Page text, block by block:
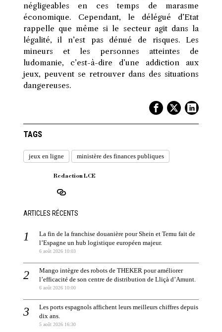
négligeables en ces temps de marasme
économique. Cependant, le délégué d’Etat
rappelle que même si le secteur agit dans la
légalité, il n’est pas dénué de risques. Les
mineurs et les personnes atteintes de
ludomanie, c’est-à-dire d’une addiction aux
jeux, peuvent se retrouver dans des situations
dangereuses.
TAGS
jeux en ligne ministère des finances publiques
Redaction LCE
ARTICLES RÉCENTS
La fin de la franchise douanière pour Shein et Temu fait de
l’Espagne un hub logistique européen majeur.
6 août 2026 10:03
Mango intègre des robots de THEKER pour améliorer
l’efficacité de son centre de distribution de Lliçà d’Amunt.
6 août 2026 10:00
Les ports espagnols affichent leurs meilleurs chiffres depuis
dix ans.
5 août 2026 16:30